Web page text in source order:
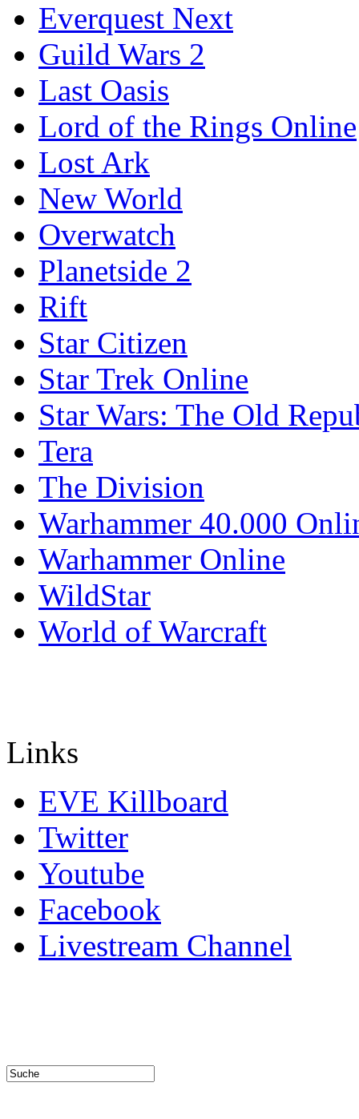
Everquest Next
Guild Wars 2
Last Oasis
Lord of the Rings Online
Lost Ark
New World
Overwatch
Planetside 2
Rift
Star Citizen
Star Trek Online
Star Wars: The Old
Tera
The Division
Warhammer 40.000
Warhammer Online
WildStar
World of Warcraft
Links
EVE Killboard
Twitter
Youtube
Facebook
Livestream Channel